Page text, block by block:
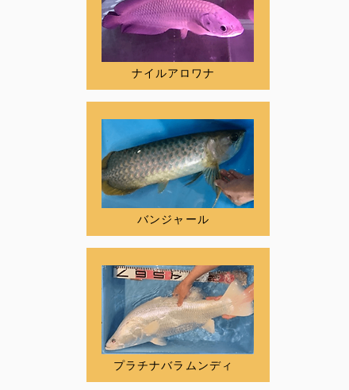
ナイルアロワナ
バンジャール
プラチナバラムンディ